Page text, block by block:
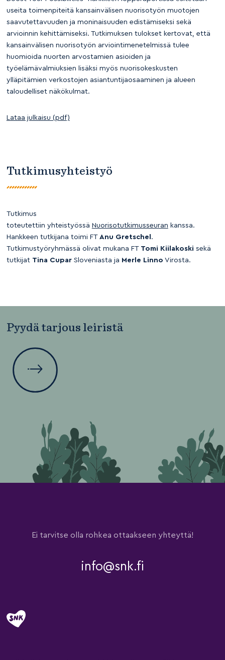
useita toimenpiteitä kansainvälisen nuorisotyön muotojen
saavutettavuuden ja moninaisuuden edistämiseksi sekä
arvioinnin kehittämiseksi. Tutkimuksen tulokset kertovat, että
kansainvälisen nuorisotyön arviointimenetelmissä tulee
huomioida nuorten arvostamien asioiden ja
työelämävalmiuksien lisäksi myös nuorisokeskusten
ylläpitämien verkostojen asiantuntijaosaaminen ja alueen
taloudelliset näkökulmat.
Lataa julkaisu (pdf)
Tutkimusyhteistyö
Tutkimus
toteutettiin yhteistyössä Nuorisotutkimusseuran kanssa.
Hankkeen tutkijana toimi FT Anu Gretschel .
Tutkimustyöryhmässä olivat mukana FT Tomi Kiilakoski sekä
tutkijat Tina CuparSloveniasta ja Merle Linno Virosta.
Pyydä tarjous leiristä
Ei tarvitse olla rohkea ottaakseen yhteyttä!
info@snk.fi